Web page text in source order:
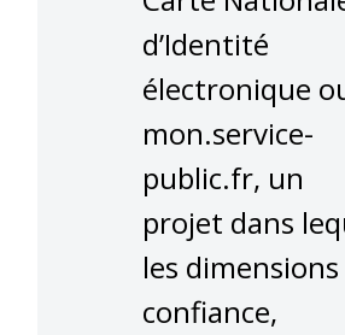
d’Identité
électronique
mon.service-
public.fr, un
projet dans
les dimensions
confiance,